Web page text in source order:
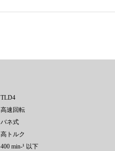
TLD4
高速回転
バネ式
高トルク
400 min-¹ 以下